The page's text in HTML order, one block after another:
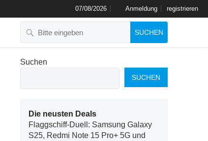
07/08/2026 Anmeldung registrieren
SUCHEN
Suchen
SUCHEN
Die neusten Deals
Flaggschiff-Duell: Samsung Galaxy
S25, Redmi Note 15 Pro+ 5G und